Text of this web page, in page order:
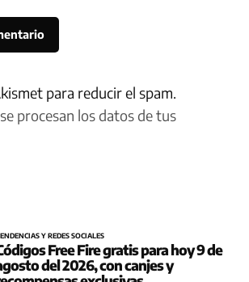
para reducir el spam.
procesan los datos de tus
Y REDES SOCIALES
Free Fire gratis para hoy 9 de
del 2026, con canjes y